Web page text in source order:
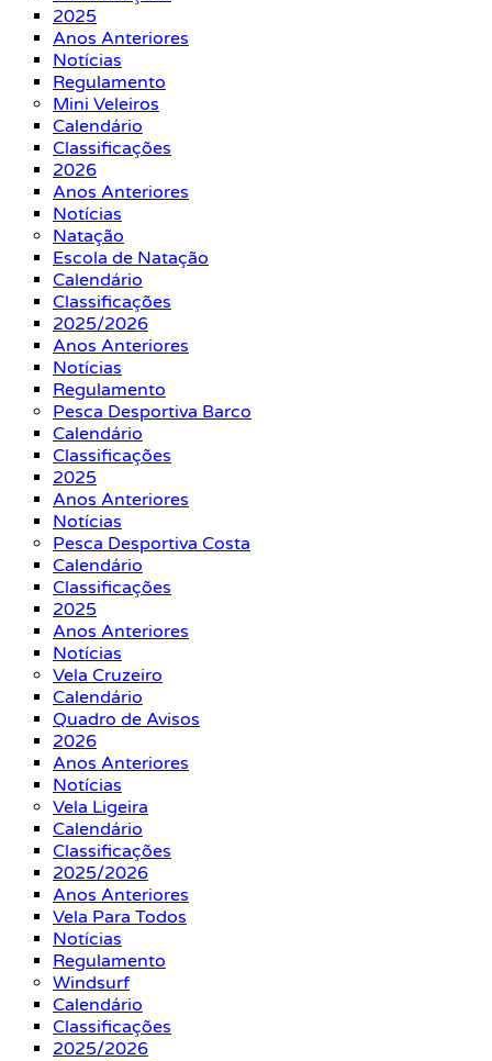
2025
Anos Anteriores
Notícias
Regulamento
Mini Veleiros
Calendário
Classificações
2026
Anos Anteriores
Notícias
Natação
Escola de Natação
Calendário
Classificações
2025/2026
Anos Anteriores
Notícias
Regulamento
Pesca Desportiva Barco
Calendário
Classificações
2025
Anos Anteriores
Notícias
Pesca Desportiva Costa
Calendário
Classificações
2025
Anos Anteriores
Notícias
Vela Cruzeiro
Calendário
Quadro de Avisos
2026
Anos Anteriores
Notícias
Vela Ligeira
Calendário
Classificações
2025/2026
Anos Anteriores
Vela Para Todos
Notícias
Regulamento
Windsurf
Calendário
Classificações
2025/2026